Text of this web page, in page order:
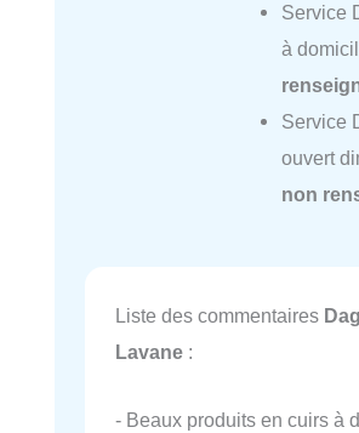
Service
à
Service
ouvert
non
Liste des commentaires Dag
Lavane :
- Beaux produits en cuirs à